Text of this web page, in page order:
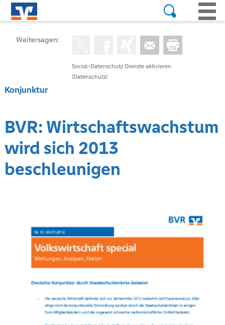
Social-Datenschutz Dienste aktivieren
(Datenschutz)
Weitersagen:
Konjunktur
BVR: Wirtschaftswachstum
wird sich 2013
beschleunigen